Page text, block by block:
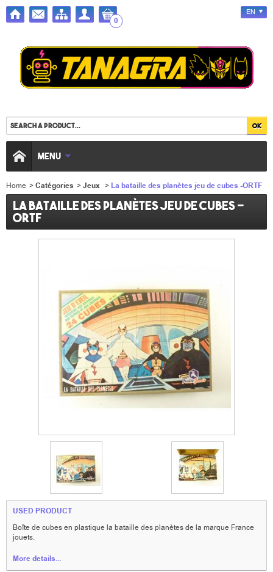
0
EN
MENU
Home >Catégories >Jeux > La bataille des planètes jeu de cubes -ORTF
La bataille des planètes jeu de cubes -
ORTF
USED PRODUCT
Boîte de cubes en plastique la bataille des planètes de la marque France
jouets.
More details...